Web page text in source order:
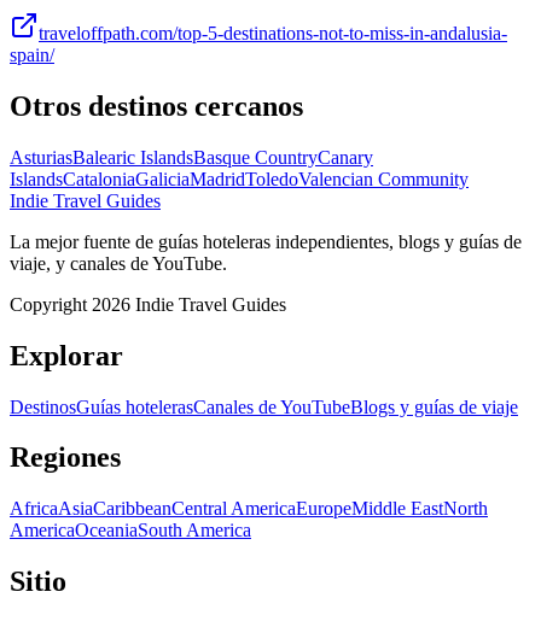
traveloffpath.com/top-5-destinations-not-to-miss-in-andalusia-
spain/
Otros destinos cercanos
AsturiasBalearic IslandsBasque CountryCanary
IslandsCataloniaGaliciaMadridToledoValencian Community
Indie Travel Guides
La mejor fuente de guías hoteleras independientes, blogs y guías de
viaje, y canales de YouTube.
Copyright 2026 Indie Travel Guides
Explorar
DestinosGuías hotelerasCanales de YouTubeBlogs y guías de viaje
Regiones
AfricaAsiaCaribbeanCentral AmericaEuropeMiddle EastNorth
AmericaOceaniaSouth America
Sitio